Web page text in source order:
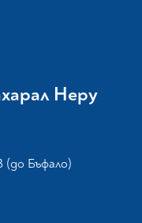
Неру
(до Бъфало)